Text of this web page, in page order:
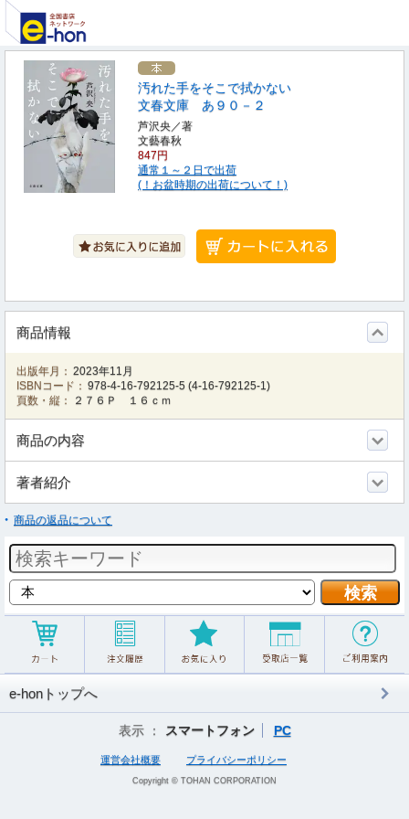
汚れた手をそこで拭かない
文春文庫 あ９０－２
芦沢央／著
文藝春秋
847円
通常１～２日で出荷
(！お盆時期の出荷について！)
商品情報
出版年月： 2023年11月
ISBNコード： 978-4-16-792125-5 (4-16-792125-1)
頁数・縦：
２７６Ｐ １６ｃｍ
商品の内容
著者紹介
商品の返品について
e-honトップへ
表示 ： スマートフォン PC
運営会社概要 プライバシーポリシー
Copyright © TOHAN CORPORATION